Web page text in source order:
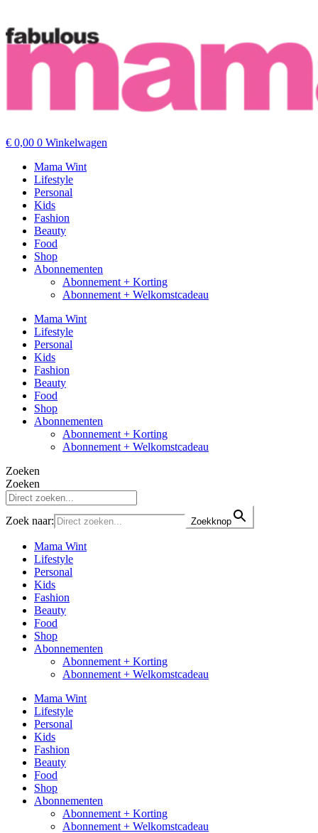
€ 0,00 0 Winkelwagen
Mama Wint
Lifestyle
Personal
Kids
Fashion
Beauty
Food
Shop
Abonnementen
Abonnement + Korting
Abonnement + Welkomstcadeau
Mama Wint
Lifestyle
Personal
Kids
Fashion
Beauty
Food
Shop
Abonnementen
Abonnement + Korting
Abonnement + Welkomstcadeau
Zoeken
Zoeken
Zoek naar: Zoekknop
Mama Wint
Lifestyle
Personal
Kids
Fashion
Beauty
Food
Shop
Abonnementen
Abonnement + Korting
Abonnement + Welkomstcadeau
Mama Wint
Lifestyle
Personal
Kids
Fashion
Beauty
Food
Shop
Abonnementen
Abonnement + Korting
Abonnement + Welkomstcadeau